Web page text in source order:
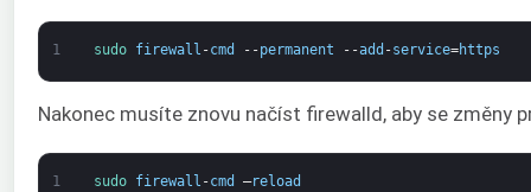
1 sudo firewall -cmd --permanent --add -service=https
Nakonec musíte znovu načíst firewalld, aby se změny
1 sudo firewall -cmd –reload